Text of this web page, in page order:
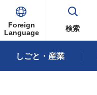
Foreign
Language
検索
しごと・産業